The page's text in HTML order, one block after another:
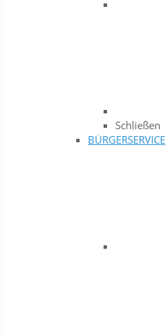
Schließen
BÜRGERSERVICE